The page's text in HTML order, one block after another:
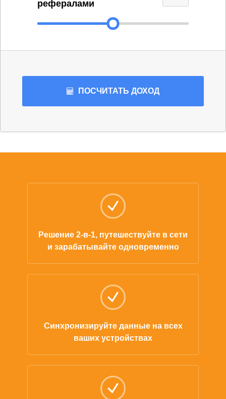
рефералами
ПОСЧИТАТЬ ДОХОД
Решение 2-в-1, путешествуйте в сети
и зарабатывайте одновременно
Синхронизируйте данные на всех
ваших устройствах